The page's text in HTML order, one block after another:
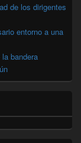
de los dirigentes
entorno a una
bandera